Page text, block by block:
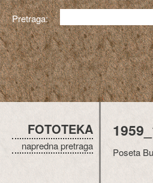
Pretraga:
FOTOTEKA
napredna pretraga
Poseta